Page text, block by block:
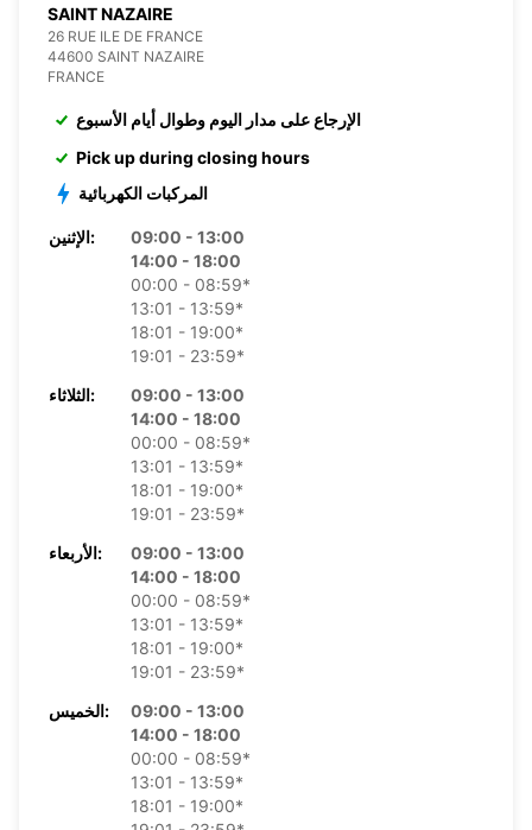
SAINT NAZAIRE
26 RUE ILE DE FRANCE
44600 SAINT NAZAIRE
FRANCE
الإرجاع على مدار اليوم وطوال أيام الأسبوع
Pick up during closing hours
المركبات الكهربائية
الإثنين:
09:00 - 13:00
14:00 - 18:00
00:00 - 08:59*
13:01 - 13:59*
18:01 - 19:00*
19:01 - 23:59*
الثلاثاء:
09:00 - 13:00
14:00 - 18:00
00:00 - 08:59*
13:01 - 13:59*
18:01 - 19:00*
19:01 - 23:59*
الأربعاء:
09:00 - 13:00
14:00 - 18:00
00:00 - 08:59*
13:01 - 13:59*
18:01 - 19:00*
19:01 - 23:59*
الخميس:
09:00 - 13:00
14:00 - 18:00
00:00 - 08:59*
13:01 - 13:59*
18:01 - 19:00*